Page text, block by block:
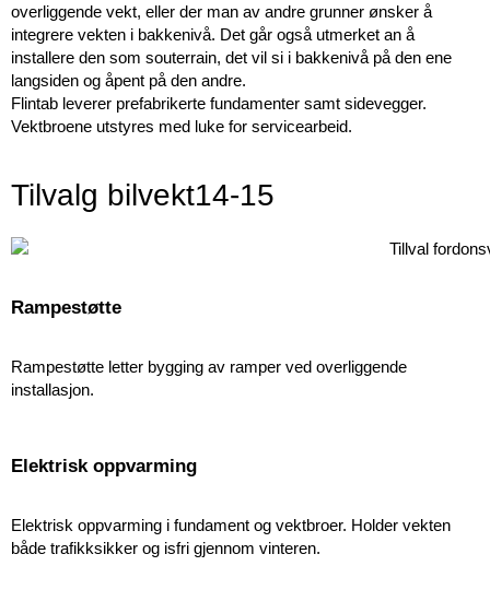
overliggende vekt, eller der man av andre grunner ønsker å
integrere vekten i bakkenivå. Det går også utmerket an å
installere den som souterrain, det vil si i bakke­nivå på den ene
langsiden og åpent på den andre.
Flintab leverer prefabrikerte fundamenter samt sidevegger.
Vektbroene utstyres med luke for servicearbeid.
Tilvalg bilvekt14-15
Rampestøtte
Rampestøtte letter bygging av ramper ved overliggende
installasjon.
Elektrisk oppvarming
Elektrisk oppvarming i fundament og vektbroer. Holder vekten
både trafikksikker og isfri gjennom vinteren.